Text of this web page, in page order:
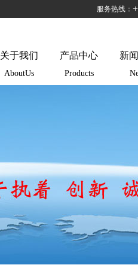
服务热线：
关于我们
AboutUs
产品中心
Products
新